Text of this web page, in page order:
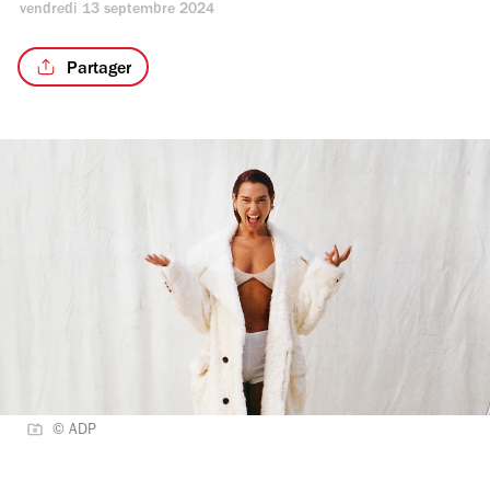
vendredi 13 septembre 2024
Partager
© ADP